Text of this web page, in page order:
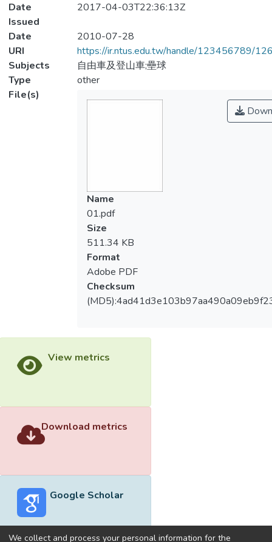
Date
Issued
2017-04-03T22:36:13Z
Date
2010-07-28
URI
https://ir.ntus.edu.tw/handle/123456789/
Subjects
自由車及登山車;壘球
Type
other
File(s)
Name
01.pdf
Size
511.34 KB
Format
Adobe PDF
Checksum
View metrics
Download metrics
Google Scholar
We collect and process your personal information for the